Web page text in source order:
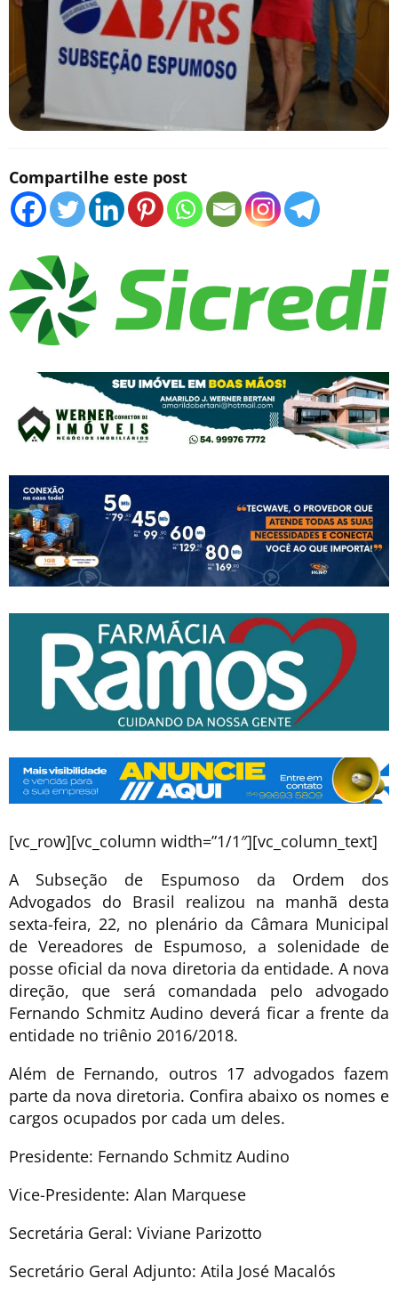
Compartilhe este post
[vc_row][vc_column width=”1/1″][vc_column_text]
A Subseção de Espumoso da Ordem dos
Advogados do Brasil realizou na manhã desta
sexta-feira, 22, no plenário da Câmara Municipal
de Vereadores de Espumoso, a solenidade de
posse oficial da nova diretoria da entidade. A nova
direção, que será comandada pelo advogado
Fernando Schmitz Audino deverá ficar a frente da
entidade no triênio 2016/2018.
Além de Fernando, outros 17 advogados fazem
parte da nova diretoria. Confira abaixo os nomes e
cargos ocupados por cada um deles.
Presidente: Fernando Schmitz Audino
Vice-Presidente: Alan Marquese
Secretária Geral: Viviane Parizotto
Secretário Geral Adjunto: Atila José Macalós